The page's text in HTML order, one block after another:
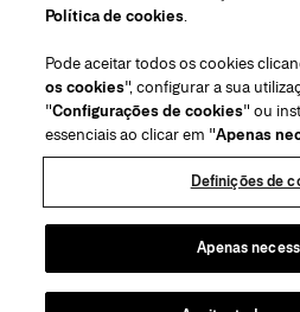
Região/Idioma
Atendimiento ao cliente
Encontrar uma loja
Envios e devoluções de Beleza
Serviço para embalagem para presente
Sobre nós
House of Herrera
Puig
chcarolinaherrera.com
(abre em uma nova guia)
Termos e Condições
Moda Termos e Condições de Venda
VTO
Política de Privacidade
Política de cookies.
Pode aceitar todos os cookies
os cookies", configurar a sua
"Configurações de cookies" ou
essenciais ao clicar em "Apenas
Definições de
Apenas